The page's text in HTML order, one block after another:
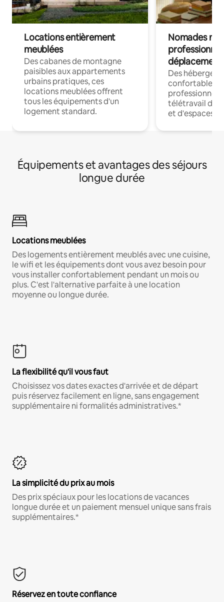
Locations entièrement
meublées
Des cabanes de montagne
paisibles aux appartements
urbains pratiques, ces
locations meublées offrent
tous les équipements d'un
logement standard.
Nomades
déplacement
Des
confortables
professionnels
télétravail
et d'espaces
Équipements et avantages des séjours
longue durée
Locations meublées
Des logements entièrement meublés avec une cuisine,
le wifi et les équipements dont vous avez besoin pour
vous installer confortablement pendant un mois ou
plus. C'est l'alternative parfaite à une location
moyenne ou longue durée.
La flexibilité qu'il vous faut
Choisissez vos dates exactes d'arrivée et de départ
puis réservez facilement en ligne, sans engagement
supplémentaire ni formalités administratives.*
La simplicité du prix au mois
Des prix spéciaux pour les locations de vacances
longue durée et un paiement mensuel unique sans frais
supplémentaires.*
Réservez en toute confiance